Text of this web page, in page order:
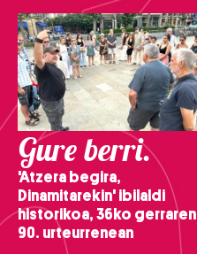
Gure berri.
'Atzera begira,
Dinamitarekin' ibilaldi
historikoa, 36ko gerraren
90. urteurrenean